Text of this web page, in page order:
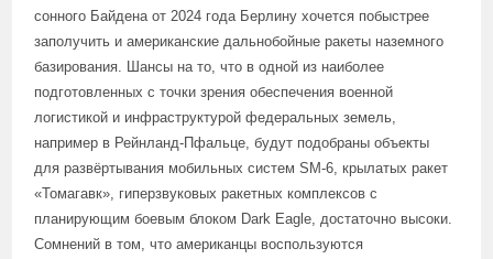
сонного Байдена от 2024 года Берлину хочется побыстрее
заполучить и американские дальнобойные ракеты наземного
базирования. Шансы на то, что в одной из наиболее
подготовленных с точки зрения обеспечения военной
логистикой и инфраструктурой федеральных земель,
например в Рейнланд-Пфальце, будут подобраны объекты
для развёртывания мобильных систем SM-6, крылатых ракет
«Томагавк», гиперзвуковых ракетных комплексов с
планирующим боевым блоком Dark Eagle, достаточно высоки.
Сомнений в том, что американцы воспользуются